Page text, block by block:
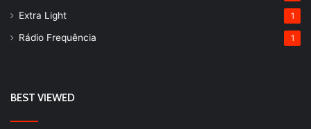
Extra Light 1
Rádio Frequência 1
BEST VIEWED